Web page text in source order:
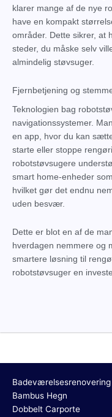
klarer mange af de nye
have en kompakt
områder. Dette sikrer, at
steder, du måske selv
almindelig støvsuger.
Fjernbetjening og
Teknologien bag
navigationssystemer.
en app, hvor du kan
starte eller stoppe
robotstøvsugere
smart home-enheder
hvilket gør det endnu
uden besvær.
Dette er blot en af de
hverdagen nemmere og
smartere løsning til
robotstøvsuger en
Badeværelsesrenovering
Bambus Hegn
Dobbelt Carporte